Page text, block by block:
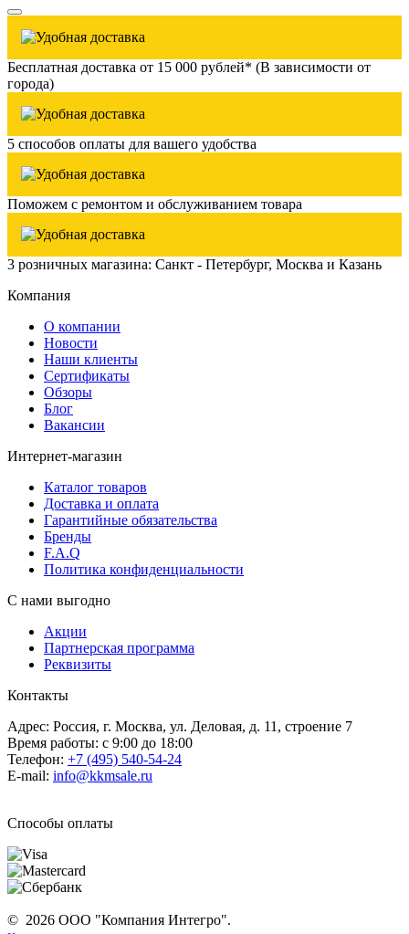
Бесплатная доставка от 15 000 рублей* (В зависимости от
города)
5 способов оплаты для вашего удобства
Поможем с ремонтом и обслуживанием товара
3 розничных магазина: Санкт - Петербург, Москва и Казань
Компания
О компании
Новости
Наши клиенты
Сертификаты
Обзоры
Блог
Вакансии
Интернет-магазин
Каталог товаров
Доставка и оплата
Гарантийные обязательства
Бренды
F.A.Q
Политика конфиденциальности
С нами выгодно
Акции
Партнерская программа
Реквизиты
Контакты
Адрес: Россия, г. Москва, ул. Деловая, д. 11, строение 7
Время работы: с 9:00 до 18:00
Телефон: +7 (495) 540-54-24
E-mail: info@kkmsale.ru
Способы оплаты
© 2026 ООО "Компания Интегро".